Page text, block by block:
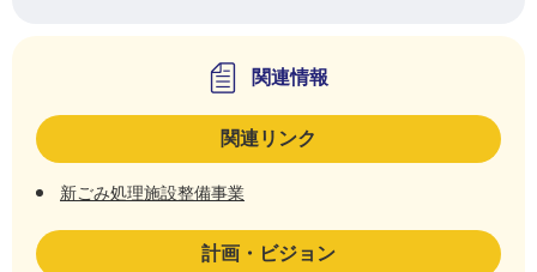
関連情報
関連リンク
新ごみ処理施設整備事業
計画・ビジョン